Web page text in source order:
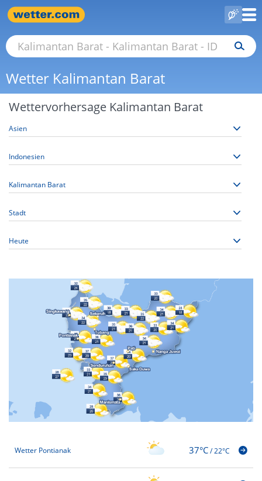
Wetter Kalimantan Barat
Wettervorhersage Kalimantan Barat
Wetter Pontianak 37°C/22°C